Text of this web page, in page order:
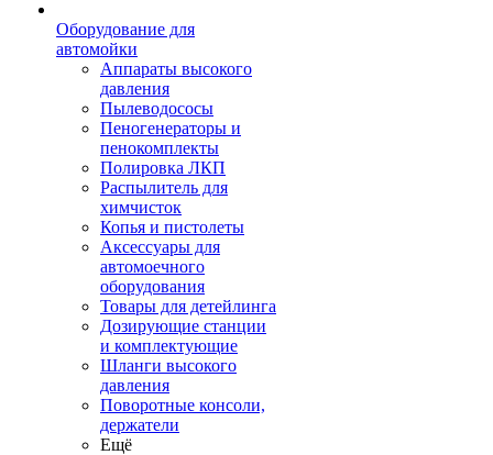
Оборудование для
автомойки
Аппараты высокого
давления
Пылеводососы
Пеногенераторы и
пенокомплекты
Полировка ЛКП
Распылитель для
химчисток
Копья и пистолеты
Аксессуары для
автомоечного
оборудования
Товары для детейлинга
Дозирующие станции
и комплектующие
Шланги высокого
давления
Поворотные консоли,
держатели
Ещё